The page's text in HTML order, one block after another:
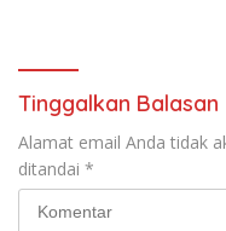
Tinggalkan Balasan
Alamat email Anda tidak
ditandai *